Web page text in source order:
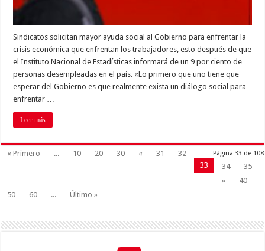
Sindicatos solicitan mayor ayuda social al Gobierno para enfrentar la
crisis económica que enfrentan los trabajadores, esto después de que
el Instituto Nacional de Estadísticas informará de un 9 por ciento de
personas desempleadas en el país. «Lo primero que uno tiene que
esperar del Gobierno es que realmente exista un diálogo social para
enfrentar …
Leer más
Página 33 de 108
« Primero ... 10 20 30 « 31
32
33
34
35
»
40
50
60 ... Último »